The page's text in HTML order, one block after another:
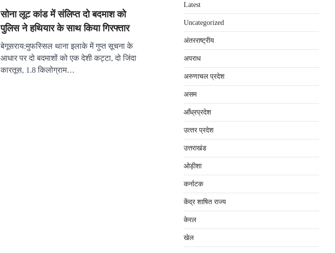
सोना लूट कांड में संलिप्त दो बदमाश को
पुलिस ने हथियार के साथ किया गिरफ्तार
बेगूसराय:मुफस्सिल थाना इलाके में गुप्त सूचना के
आधार पर दो बदमाशों को एक देशी कट्टा, दो जिंदा
कारतूस, 1.8 किलोग्राम…
Latest
Uncategorized
अंतरराष्‍ट्रीय
अपराध
अरुणाचल प्रदेश
असम
आँध्रप्रदेश
उत्‍तर प्रदेश
उत्तराखंड
ओड़ीशा
कर्नाटक
केंद्र शाषित राज्य
केरल
खेल